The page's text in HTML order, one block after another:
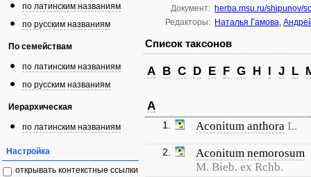
по латинским названиям
по русским названиям
По семействам
по латинским названиям
по русским названиям
Иерархическая
по латинским названиям
Настройка
открывать контекстные ссылки
Документ: herba.msu.ru/shipunov/
Редакторы: Наталья Гамова,
Список таксонов
A B C D E F G H I J L
A
1. Aconitum anthora L.
2.
Aconitum nemorosum
M. Bieb. ex Rchb.